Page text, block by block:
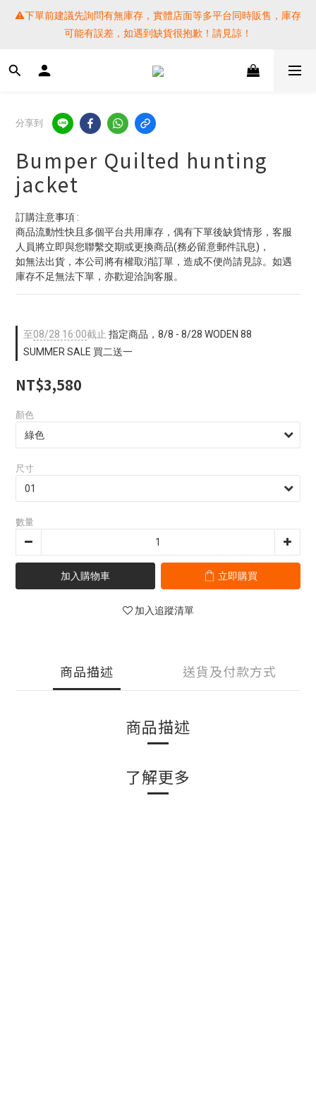
⚠️下單前建議先詢問有無庫存，實體店面等多平台同時販售，庫存
可能有誤差，如遇到缺貨很抱歉！請見諒！
⚠️下單前建議先詢問有無庫存，實體店面等多平台同時販售，庫存
可能有誤差，如遇到缺貨很抱歉！請見諒！
SF EXPRESS WORLD SHIPPING
提醒各位⚠️下單後寄出，請務必在時間內完成取貨才是乖寶寶呦~
如未取貨必須支付運費! 謝謝
⚠️下單前建議先詢問有無庫存，實體店面等多平台同時販售，庫存
可能有誤差，如遇到缺貨很抱歉！請見諒！
分享到
Bumper Quilted hunting
jacket
訂購注意事項 :
商品流動性快且多個平台共用庫存，偶有下單後缺貨情形，客服
人員將立即與您聯繫交期或更換商品(務必留意郵件訊息)，
如無法出貨，本公司將有權取消訂單，造成不便尚請見諒。如遇
庫存不足無法下單，亦歡迎洽詢客服。
至08/28 16:00截止 指定商品，8/8 - 8/28 WODEN 88
SUMMER SALE 買二送一
NT$3,580
顏色
尺寸
數量
加入購物車 立即購買
加入追蹤清單
商品描述 送貨及付款方式
商品描述
了解更多